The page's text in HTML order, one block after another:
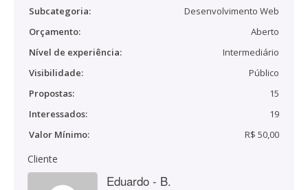
Subcategoria:
Desenvolvimento Web
Orçamento:
Aberto
Nível de experiência:
Intermediário
Visibilidade:
Público
Propostas:
15
Interessados:
19
Valor Mínimo:
R$ 50,00
Cliente
Eduardo - B.